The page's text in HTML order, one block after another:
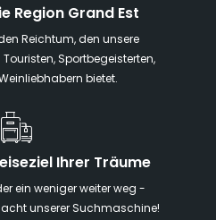
Region Grand Est
Reichtum, den unsere
Sportbegeisterten,
bietet.
Ihrer Träume
ein weniger weiter weg -
unserer Suchmaschine!